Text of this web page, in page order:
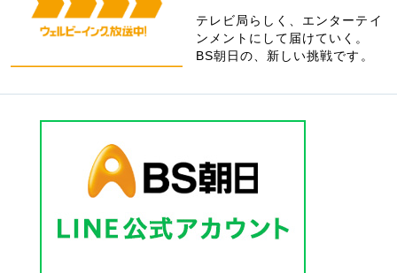
テレビ局らしく、エンターテイ
ンメントにして届けていく。
BS朝日の、新しい挑戦です。